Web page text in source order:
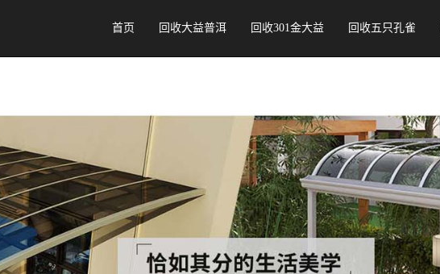
首页 回收大益普洱 回收301金大益 回收五只孔雀